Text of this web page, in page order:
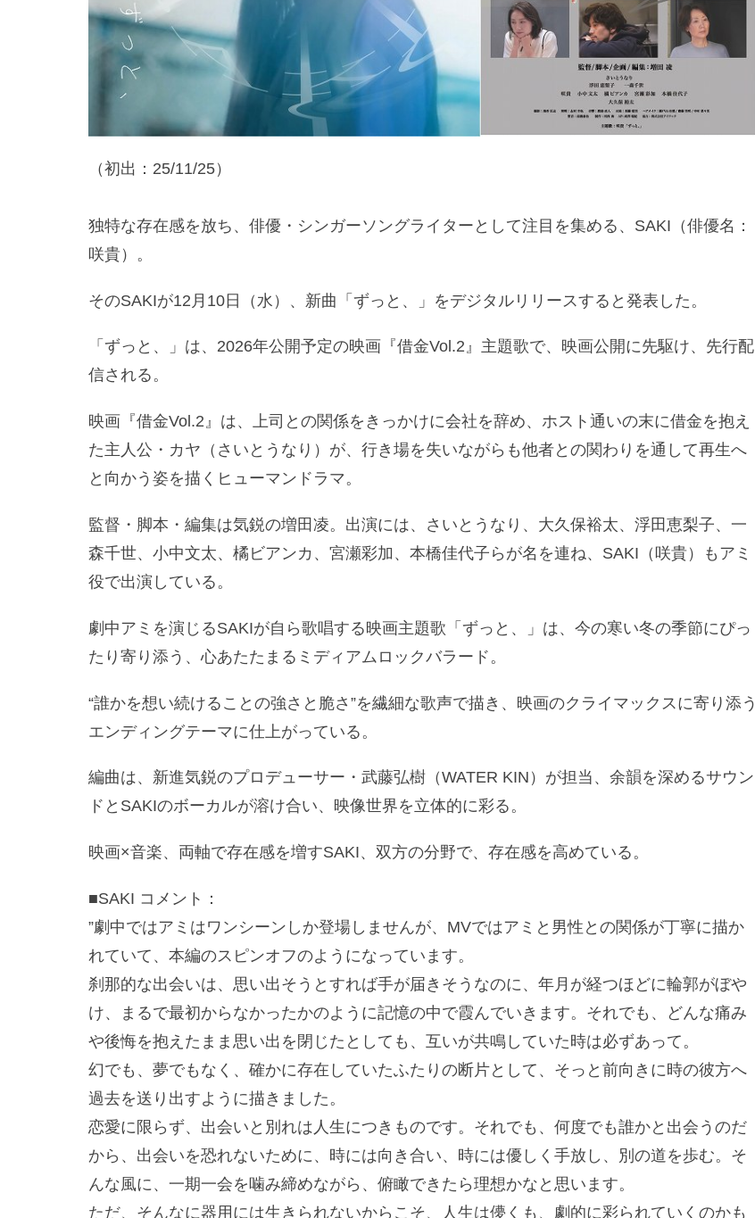
（初出：25/11/25）
独特な存在感を放ち、俳優・シンガーソングライターとして注目を集める、SAKI（俳優名：
咲貴）。
そのSAKIが12月10日（水）、新曲「ずっと、」をデジタルリリースすると発表した。
「ずっと、」は、2026年公開予定の映画『借金Vol.2』主題歌で、映画公開に先駆け、先行配
信される。
映画『借金Vol.2』は、上司との関係をきっかけに会社を辞め、ホスト通いの末に借金を抱え
た主人公・カヤ（さいとうなり）が、行き場を失いながらも他者との関わりを通して再生へ
と向かう姿を描くヒューマンドラマ。
監督・脚本・編集は気鋭の増田凌。出演には、さいとうなり、大久保裕太、浮田恵梨子、一
森千世、小中文太、橘ビアンカ、宮瀬彩加、本橋佳代子らが名を連ね、SAKI（咲貴）もアミ
役で出演している。
劇中アミを演じるSAKIが自ら歌唱する映画主題歌「ずっと、」は、今の寒い冬の季節にぴっ
たり寄り添う、心あたたまるミディアムロックバラード。
“誰かを想い続けることの強さと脆さ”を繊細な歌声で描き、映画のクライマックスに寄り添う
エンディングテーマに仕上がっている。
編曲は、新進気鋭のプロデューサー・武藤弘樹（WATER KIN）が担当、余韻を深めるサウン
ドとSAKIのボーカルが溶け合い、映像世界を立体的に彩る。
映画×音楽、両軸で存在感を増すSAKI、双方の分野で、存在感を高めている。
■SAKI コメント：
”劇中ではアミはワンシーンしか登場しませんが、MVではアミと男性との関係が丁寧に描か
れていて、本編のスピンオフのようになっています。
刹那的な出会いは、思い出そうとすれば手が届きそうなのに、年月が経つほどに輪郭がぼや
け、まるで最初からなかったかのように記憶の中で霞んでいきます。それでも、どんな痛み
や後悔を抱えたまま思い出を閉じたとしても、互いが共鳴していた時は必ずあって。
幻でも、夢でもなく、確かに存在していたふたりの断片として、そっと前向きに時の彼方へ
過去を送り出すように描きました。
恋愛に限らず、出会いと別れは人生につきものです。それでも、何度でも誰かと出会うのだ
から、出会いを恐れないために、時には向き合い、時には優しく手放し、別の道を歩む。そ
んな風に、一期一会を噛み締めながら、俯瞰できたら理想かなと思います。
ただ、そんなに器用には生きられないからこそ、人生は儚くも、劇的に彩られていくのかも